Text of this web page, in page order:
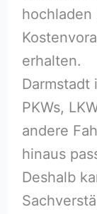
erhalten.
Darmstadt
PKWs,
andere
hinaus
Deshalb